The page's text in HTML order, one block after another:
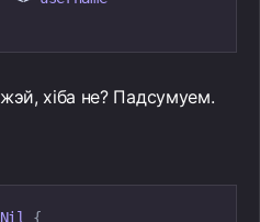
хіба не? Падсумуем.
Nil
{